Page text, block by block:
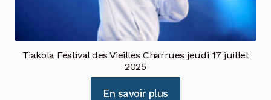
Tiakola Festival des Vieilles Charrues jeudi 17 juillet
2025
En savoir plus